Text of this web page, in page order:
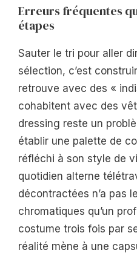
Erreurs fréquentes
étapes
Sauter le tri pour aller
sélection, c’est
retrouve avec des «
cohabitent avec des
dressing reste un
établir une palette de
réfléchi à son style de
quotidien alterne
décontractées n’a pas
chromatiques qu’un
costume trois fois par
réalité mène à une